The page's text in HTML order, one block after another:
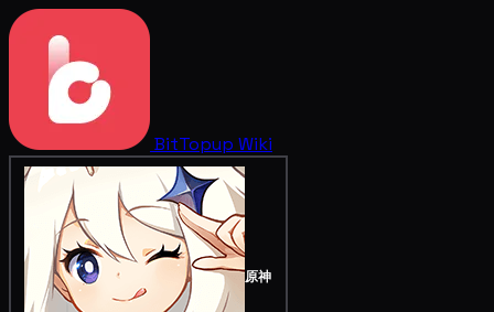
BitTopup Wiki
原神